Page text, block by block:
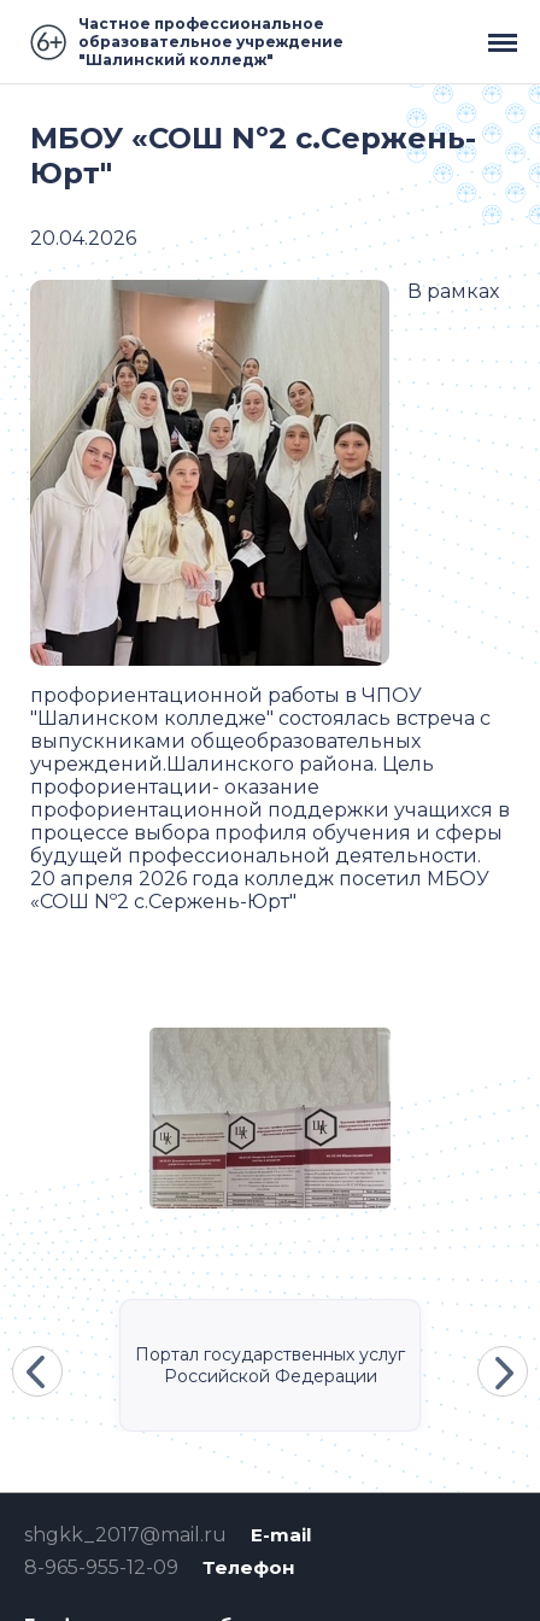
Частное профессиональное
образовательное учреждение
"Шалинский колледж"
МБОУ «СОШ Nº2 с.Сержень-
Юрт"
20.04.2026
В рамках
профориентационной работы в ЧПОУ
"Шалинском колледже" состоялась встреча с
выпускниками общеобразовательных
учреждений.Шалинского района. Цель
профориентации- оказание
профориентационной поддержки учащихся в
процессе выбора профиля обучения и сферы
будущей профессиональной деятельности.
20 апреля 2026 года колледж посетил МБОУ
«СОШ Nº2 с.Сержень-Юрт"
Портал государственных услуг
Российской Федерации
E-mail
shgkk_2017@mail.ru
Телефон
8-965-955-12-09